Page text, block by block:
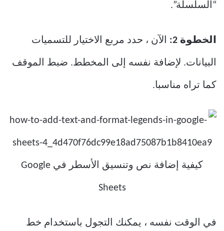
“السلسلة”.
الخطوة 2: الآن ، حدد مربع الاختيار للتسميات
البيانات. لإضافة نفسه إلى المخطط. ضبط الموقف
كما تراه مناسبا.
في الوقت نفسه ، يمكنك التجول باستخدام خط